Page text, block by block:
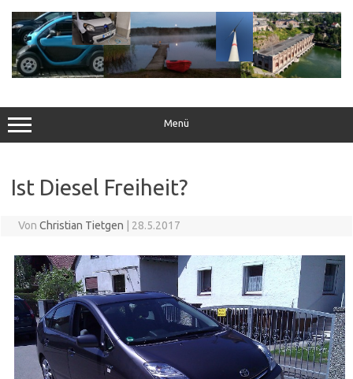
Inhalt
springen
Menü
Ist Diesel Freiheit?
Von Christian Tietgen | 28.5.2017